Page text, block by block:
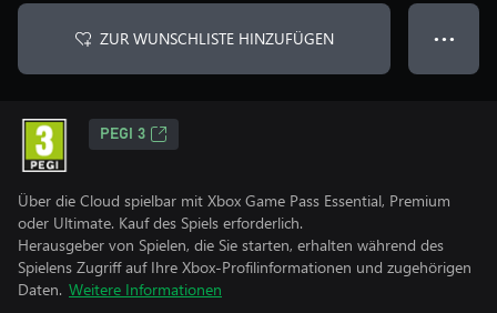
ZUR WUNSCHLISTE HINZUFÜGEN ● ● ●
PEGI 3
Über die Cloud spielbar mit Xbox Game Pass Essential, Premium
oder Ultimate. Kauf des Spiels erforderlich.
Herausgeber von Spielen, die Sie starten, erhalten während des
Spielens Zugriff auf Ihre Xbox-Profilinformationen und zugehörigen
Daten. Weitere Informationen